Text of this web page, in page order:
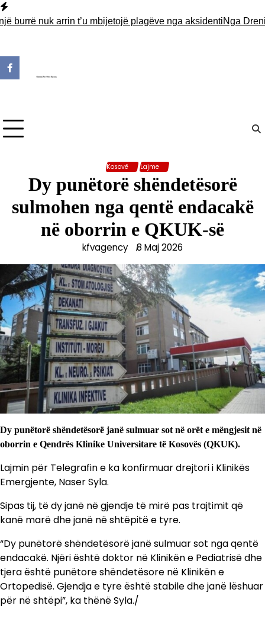
Skip
to
nuk arrin t’u mbijetojë plagëve nga aksidentiNga Drenica
Kosovë Lajme
Dy punëtorë shëndetësorë
sulmohen nga qentë endacakë
në oborrin e QKUK-së
kfvagency 8 Maj 2026
Dy punëtorë shëndetësorë janë sulmuar sot në orët e mëngjesit në
oborrin e Qendrës Klinike Universitare të Kosovës (QKUK).
Lajmin për Telegrafin e ka konfirmuar drejtori i Klinikës
Emergjente, Naser Syla.
Sipas tij, të dy janë në gjendje të mirë pas trajtimit që
kanë marë dhe janë në shtëpitë e tyre.
“Dy punëtorë shëndetësorë janë sulmuar sot nga qentë
endacakë. Njëri është doktor në Klinikën e Pediatrisë dhe
tjera është punëtore shëndetësore në Klinikën e
Ortopedisë. Gjendja e tyre është stabile dhe janë lëshuar
për në shtëpi”, ka thënë Syla./